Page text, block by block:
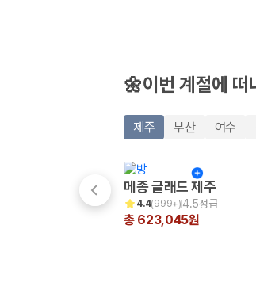
Q. 가족 여행에는 어떤 제주 렌트카를 비교해야 하
제주렌트카 가격비교 주요 링크
국내 렌트카 가격비교
해외 렌트카 가격비교
카모아 사이트맵
🌼이번 계절에 떠
제주 부산 여수
메종 글래드 제주
4.4(999+)4.5성급
총 623,045원